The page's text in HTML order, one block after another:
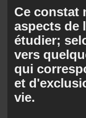
Ce constat
aspects de
étudier;
vers
qui
et
vie.